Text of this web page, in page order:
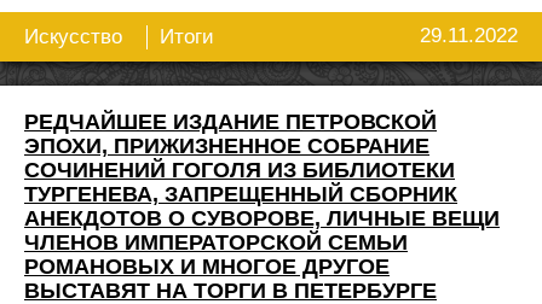
29.11.2022
Искусство Итоги
РЕДЧАЙШЕЕ ИЗДАНИЕ ПЕТРОВСКОЙ
ЭПОХИ, ПРИЖИЗНЕННОЕ СОБРАНИЕ
СОЧИНЕНИЙ ГОГОЛЯ ИЗ БИБЛИОТЕКИ
ТУРГЕНЕВА, ЗАПРЕЩЕННЫЙ СБОРНИК
АНЕКДОТОВ О СУВОРОВЕ, ЛИЧНЫЕ ВЕЩИ
ЧЛЕНОВ ИМПЕРАТОРСКОЙ СЕМЬИ
РОМАНОВЫХ И МНОГОЕ ДРУГОЕ
ВЫСТАВЯТ НА ТОРГИ В ПЕТЕРБУРГЕ